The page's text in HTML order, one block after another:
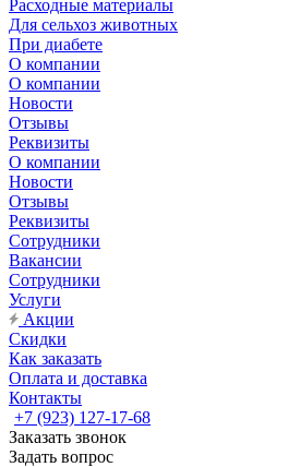
Расходные материалы
Для сельхоз животных
При диабете
О компании
О компании
Новости
Отзывы
Реквизиты
О компании
Новости
Отзывы
Реквизиты
Сотрудники
Вакансии
Сотрудники
Услуги
Акции
Скидки
Как заказать
Оплата и доставка
Контакты
+7 (923) 127-17-68
Заказать звонок
Задать вопрос